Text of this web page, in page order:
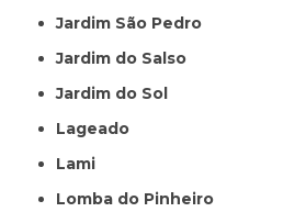
Jardim São Pedro
Jardim do Salso
Jardim do Sol
Lageado
Lami
Lomba do Pinheiro